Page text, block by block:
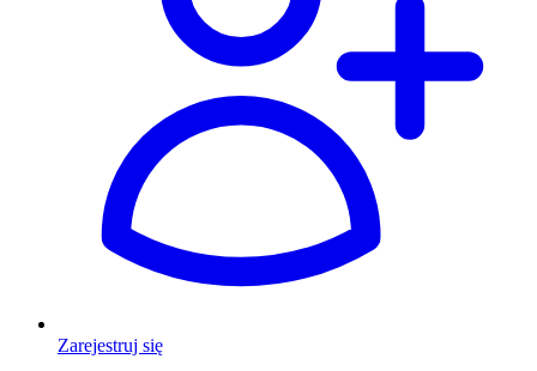
Zarejestruj się